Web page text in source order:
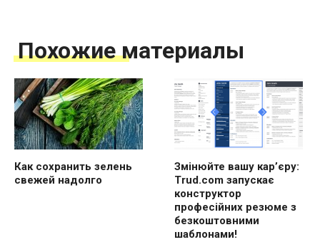
Похожие материалы
Как сохранить зелень
свежей надолго
Змінюйте вашу кар’єру:
Trud.com запускає
конструктор
професійних резюме з
безкоштовними
шаблонами!